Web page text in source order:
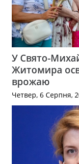
У Свято-
Житомира
врожаю
Четвер, 6 Серпня,